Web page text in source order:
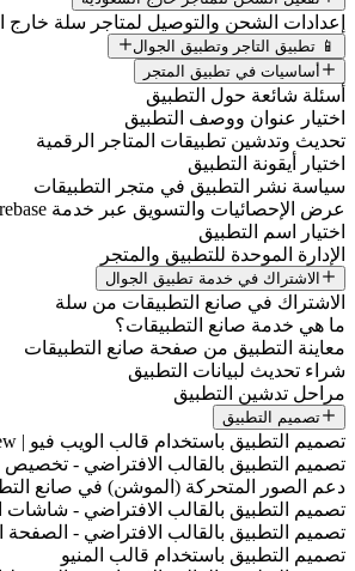
إعدادات الشحن والتوصيل لمتاجر سلة خارج
📱 تطبيق التاجر وتطبيق الجوال
أساسيات في تطبيق المتجر
أسئلة شائعة حول التطبيق
اختيار عنوان ووصف التطبيق
تحديث وتدشين تطبيقات المتاجر الرقمية
اختيار أيقونة التطبيق
سياسة نشر التطبيق في متجر التطبيقات
عرض الإحصائيات والتسويق عبر خدمة Firebase
اختيار اسم التطبيق
الإدارة الموحدة للتطبيق والمتجر
الاشتراك في خدمة تطبيق الجوال
الاشتراك في صانع التطبيقات من سلة
ما هي خدمة صانع التطبيقات؟
معاينة التطبيق من صفحة صانع التطبيقات
شراء تحديث لبيانات التطبيق
مراحل تدشين التطبيق
تصميم التطبيق
تصميم التطبيق باستخدام قالب الويب فيو | WebView
تصميم التطبيق بالقالب الافتراضي - تخصيص
دعم الصور المتحركة (الموشن) في صانع
تصميم التطبيق بالقالب الافتراضي - شاشات
تصميم التطبيق بالقالب الافتراضي - الصفحة
تصميم التطبيق باستخدام قالب المنيو